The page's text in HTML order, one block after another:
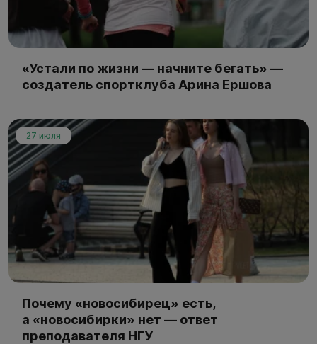
«Устали по жизни — начните бегать» —
создатель спортклуба Арина Ершова
27 июля
Почему «новосибирец» есть,
а «новосибирки» нет — ответ
преподавателя НГУ